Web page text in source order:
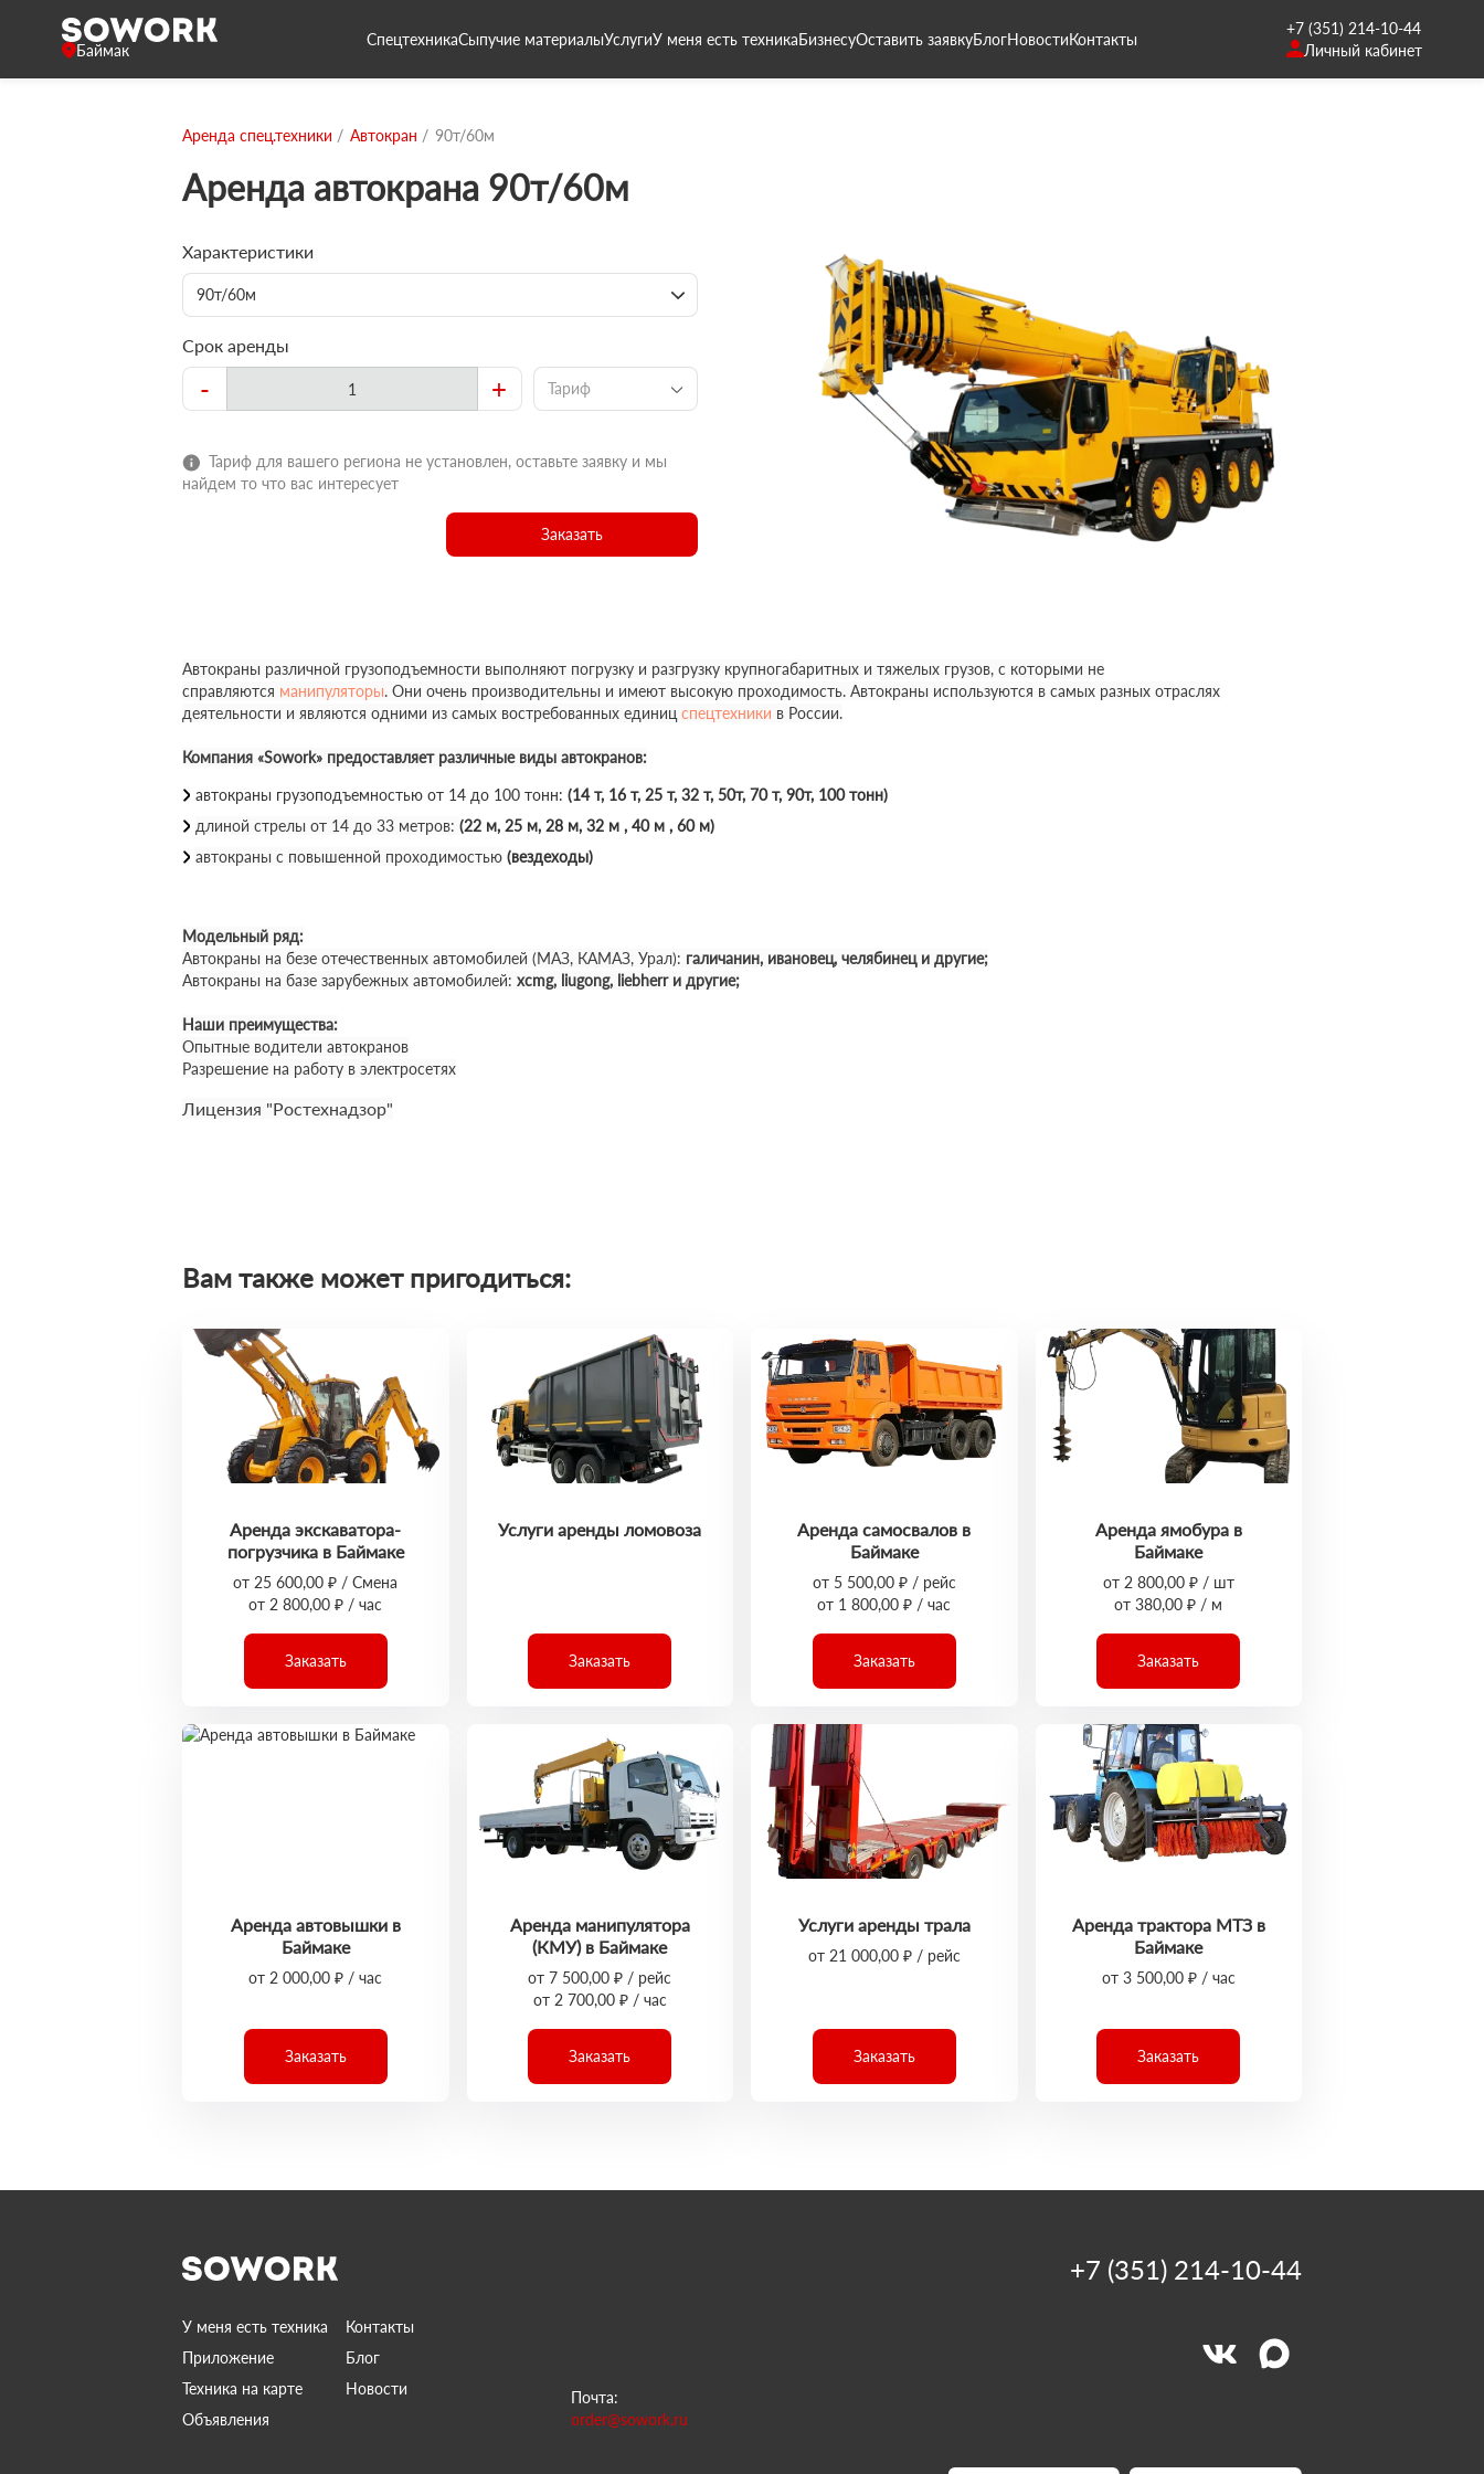
Баймак
СпецтехникаСыпучие материалыУслугиУ меня есть техникаБизнесуОставить заявкуБлогНовостиКонтакты
+7 (351) 214-10-44
Личный кабинет
Аренда спец.техники Автокран 90т/60м
Аренда автокрана 90т/60м
Характеристики
90т/60м
Срок аренды
- + Тариф
Тариф для вашего региона не установлен, оставьте заявку и мы
найдем то что вас интересует
Заказать
Автокраны различной грузоподъемности выполняют погрузку и разгрузку крупногабаритных и тяжелых грузов, с которыми не
справляются манипуляторы. Они очень производительны и имеют высокую проходимость. Автокраны используются в самых разных отраслях
деятельности и являются одними из самых востребованных единиц спецтехники в России.
Компания «Sowork» предоставляет различные виды автокранов:
автокраны грузоподъемностью от 14 до 100 тонн: (14 т, 16 т, 25 т, 32 т, 50т, 70 т, 90т, 100 тонн)
длиной стрелы от 14 до 33 метров: (22 м, 25 м, 28 м, 32 м , 40 м , 60 м)
автокраны с повышенной проходимостью (вездеходы)
Модельный ряд:
Автокраны на безе отечественных автомобилей (МАЗ, КАМАЗ, Урал): галичанин, ивановец, челябинец и другие;
Автокраны на базе зарубежных автомобилей: xcmg, liugong, liebherr и другие;
Наши преимущества:
Опытные водители автокранов
Разрешение на работу в электросетях
Лицензия "Ростехнадзор"
Вам также может пригодиться:
Аренда экскаватора-
погрузчика в Баймаке
от 25 600,00 ₽ / Смена
от 2 800,00 ₽ / час
Заказать
Услуги аренды ломовоза
Заказать
Аренда самосвалов в
Баймаке
от 5 500,00 ₽ / рейс
от 1 800,00 ₽ / час
Заказать
Аренда ямобура в
Баймаке
от 2 800,00 ₽ / шт
от 380,00 ₽ / м
Заказать
Аренда автовышки в
Баймаке
от 2 000,00 ₽ / час
Заказать
Аренда манипулятора
(КМУ) в Баймаке
от 7 500,00 ₽ / рейс
от 2 700,00 ₽ / час
Заказать
Услуги аренды трала
от 21 000,00 ₽ / рейс
Заказать
Аренда трактора МТЗ в
Баймаке
от 3 500,00 ₽ / час
Заказать
У меня есть техника
Контакты
Приложение
Блог
Техника на карте
Новости
Объявления
Почта:
order@sowork.ru
+7 (351) 214-10-44